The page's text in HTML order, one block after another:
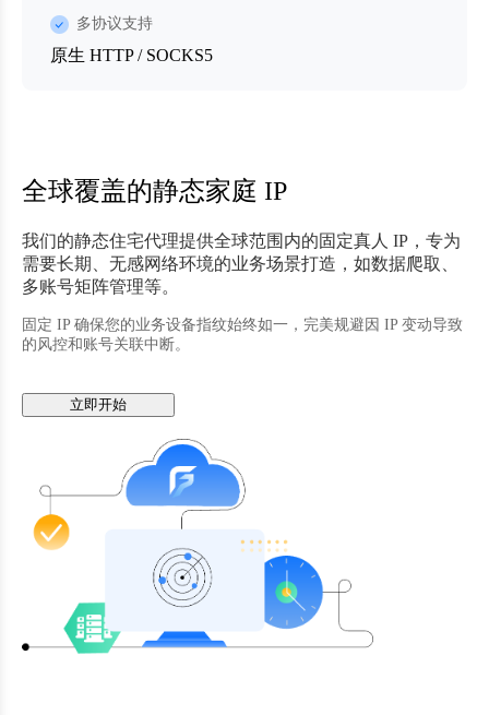
多协议支持
原生 HTTP / SOCKS5
全球覆盖的静态家庭 IP
我们的静态住宅代理提供全球范围内的固定真人 IP，专为
需要长期、无感网络环境的业务场景打造，如数据爬取、
多账号矩阵管理等。
固定 IP 确保您的业务设备指纹始终如一，完美规避因 IP 变动导致
的风控和账号关联中断。
立即开始